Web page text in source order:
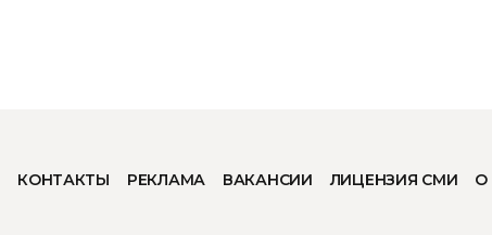
КОНТАКТЫ РЕКЛАМА ВАКАНСИИ ЛИЦЕНЗИЯ СМИ О